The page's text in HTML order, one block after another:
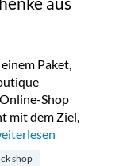
Paket,
Shop
mit dem Ziel,
shop